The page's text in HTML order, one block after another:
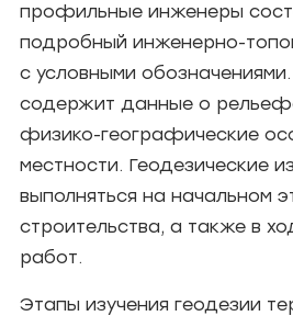
профильные инженеры
подробный инженерно-
с условными
содержит данные о
физико-географические
местности. Геодезические
выполняться на начальном
строительства, а также в
работ.
Этапы изучения геодезии